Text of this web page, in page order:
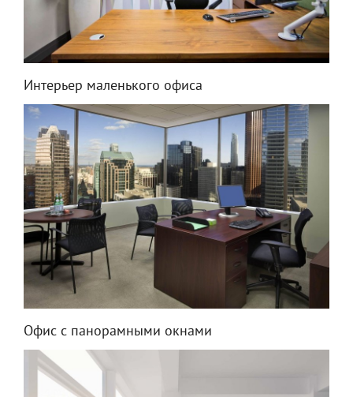
Интерьер маленького офиса
Офис с панорамными окнами